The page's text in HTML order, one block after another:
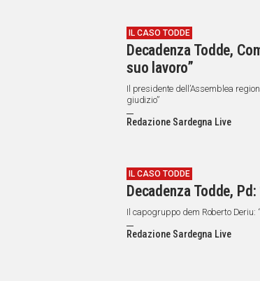
IL CASO TODDE
Decadenza Todde,
suo lavoro”
Il presidente dell’Assemblea
giudizio”
Redazione Sardegna Live
IL CASO TODDE
Decadenza Todde,
Il capogruppo dem Roberto
Redazione Sardegna Live